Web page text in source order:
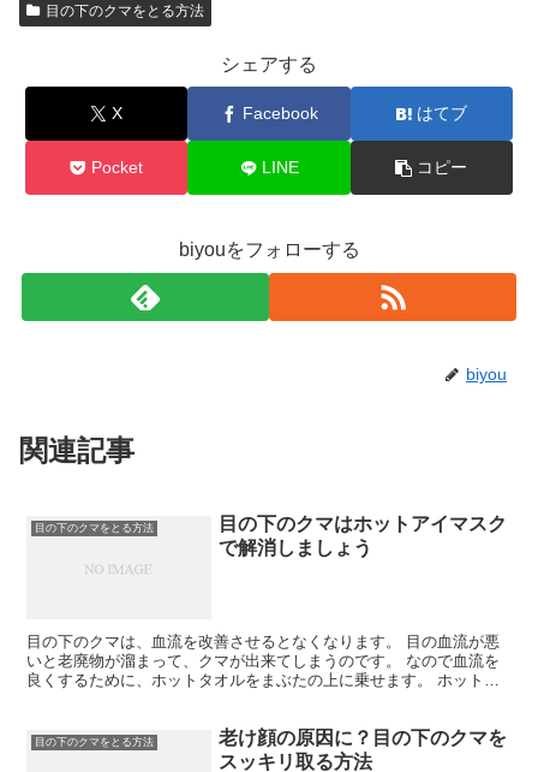
目の下のクマをとる方法
シェアする
X Facebook はてブ
Pocket LINE コピー
biyouをフォローする
biyou
関連記事
目の下のクマをとる方法
目の下のクマはホットアイマスク
で解消しましょう
目の下のクマは、血流を改善させるとなくなります。 目の血流が悪
いと老廃物が溜まって、クマが出来てしまうのです。 なので血流を
良くするために、ホットタオルをまぶたの上に乗せます。 ホットタ
目の下のクマをとる方法
老け顔の原因に？目の下のクマを
スッキリ取る方法